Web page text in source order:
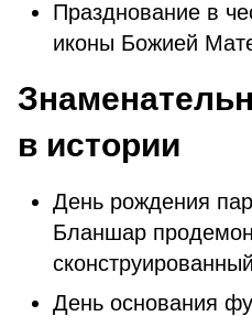
Празднование в
иконы Божией
в истории
День рождения
Бланшар
День основания